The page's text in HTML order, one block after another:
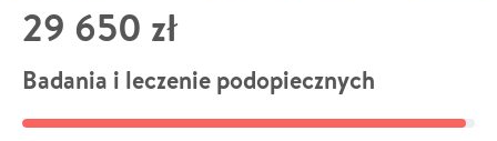
29 650 zł
Badania i leczenie podopiecznych